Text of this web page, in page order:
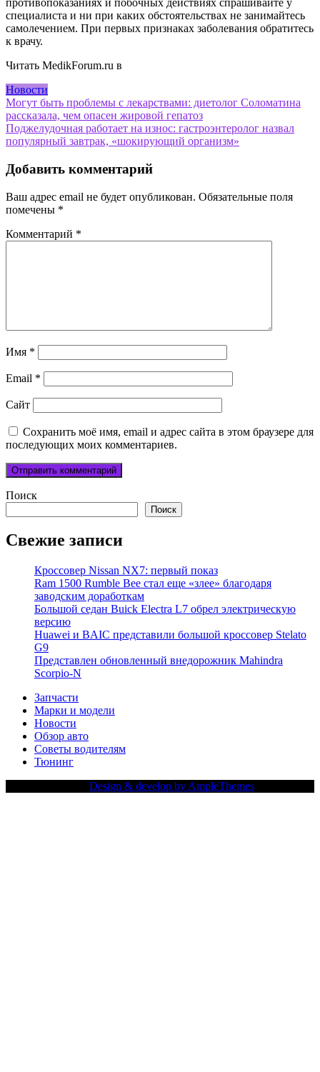
противопоказаниях и побочных действиях спрашивайте у
специалиста и ни при каких обстоятельствах не занимайтесь
самолечением. При первых признаках заболевания обратитесь
к врачу.
Читать MedikForum.ru в
Новости
Навигация
по
записям
Могут быть проблемы с лекарствами: диетолог Соломатина
рассказала, чем опасен жировой гепатоз
Поджелудочная работает на износ: гастроэнтеролог назвал
популярный завтрак, «шокирующий организм»
Добавить комментарий
Ваш адрес email не будет опубликован. Обязательные поля
помечены *
Комментарий *
Имя *
Email *
Сайт
Сохранить моё имя, email и адрес сайта в этом браузере для
последующих моих комментариев.
Поиск
Поиск
Свежие записи
Кроссовер Nissan NX7: первый показ
Ram 1500 Rumble Bee стал еще «злее» благодаря
заводским доработкам
Большой седан Buick Electra L7 обрел электрическую
версию
Huawei и BAIC представили большой кроссовер Stelato
G9
Представлен обновленный внедорожник Mahindra
Scorpio-N
Запчасти
Марки и модели
Новости
Обзор авто
Советы водителям
Тюнинг
Design & develop by AmpleThemes